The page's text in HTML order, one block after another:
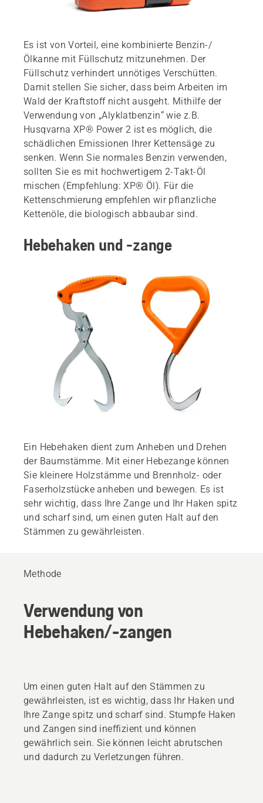
Es ist von Vorteil, eine kombinierte Benzin-/
Ölkanne mit Füllschutz mitzunehmen. Der
Füllschutz verhindert unnötiges Verschütten.
Damit stellen Sie sicher, dass beim Arbeiten im
Wald der Kraftstoff nicht ausgeht. Mithilfe der
Verwendung von „Alyklatbenzin“ wie z.B.
Husqvarna XP® Power 2 ist es möglich, die
schädlichen Emissionen Ihrer Kettensäge zu
senken. Wenn Sie normales Benzin verwenden,
sollten Sie es mit hochwertigem 2-Takt-Öl
mischen (Empfehlung: XP® Öl). Für die
Kettenschmierung empfehlen wir pflanzliche
Kettenöle, die biologisch abbaubar sind.
Hebehaken und -zange
Ein Hebehaken dient zum Anheben und Drehen
der Baumstämme. Mit einer Hebezange können
Sie kleinere Holzstämme und Brennholz- oder
Faserholzstücke anheben und bewegen. Es ist
sehr wichtig, dass Ihre Zange und Ihr Haken spitz
und scharf sind, um einen guten Halt auf den
Stämmen zu gewährleisten.
Methode
Verwendung von
Hebehaken/-zangen
Um einen guten Halt auf den Stämmen zu
gewährleisten, ist es wichtig, dass Ihr Haken und
Ihre Zange spitz und scharf sind. Stumpfe Haken
und Zangen sind ineffizient und können
gewährlich sein. Sie können leicht abrutschen
und dadurch zu Verletzungen führen.